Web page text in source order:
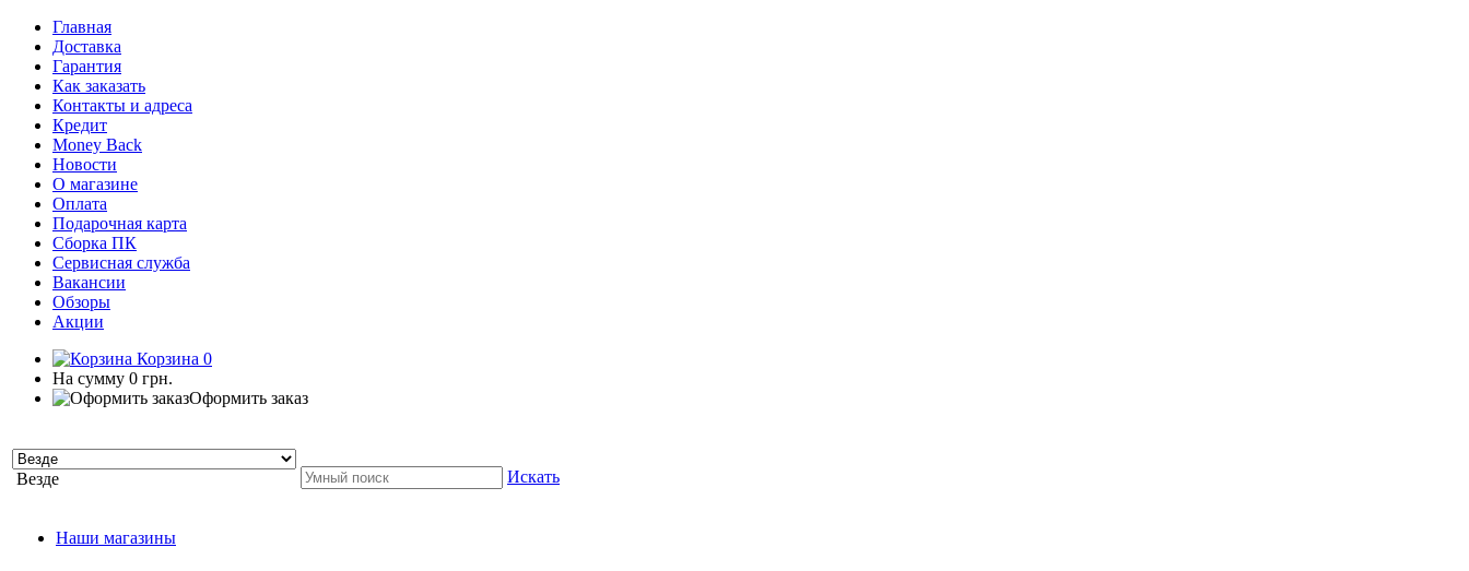
Главная
Доставка
Гарантия
Как заказать
Контакты и адреса
Кредит
Money Back
Новости
О магазине
Оплата
Подарочная карта
Сборка ПК
Сервисная служба
Вакансии
Обзоры
Акции
Корзина 0
На сумму 0 грн.
Оформить заказ
Везде Искать
Наши магазины